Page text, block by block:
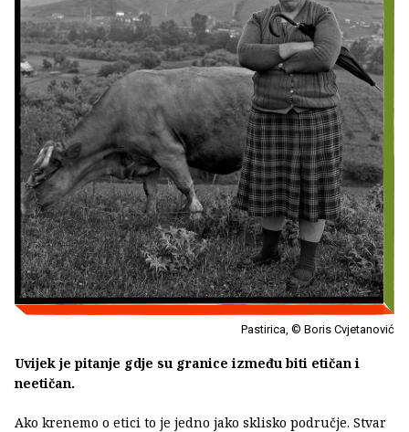
Pastirica, © Boris Cvjetanović
Uvijek je pitanje gdje su granice između biti etičan i
neetičan.
Ako krenemo o etici to je jedno jako sklisko područje. Stvar